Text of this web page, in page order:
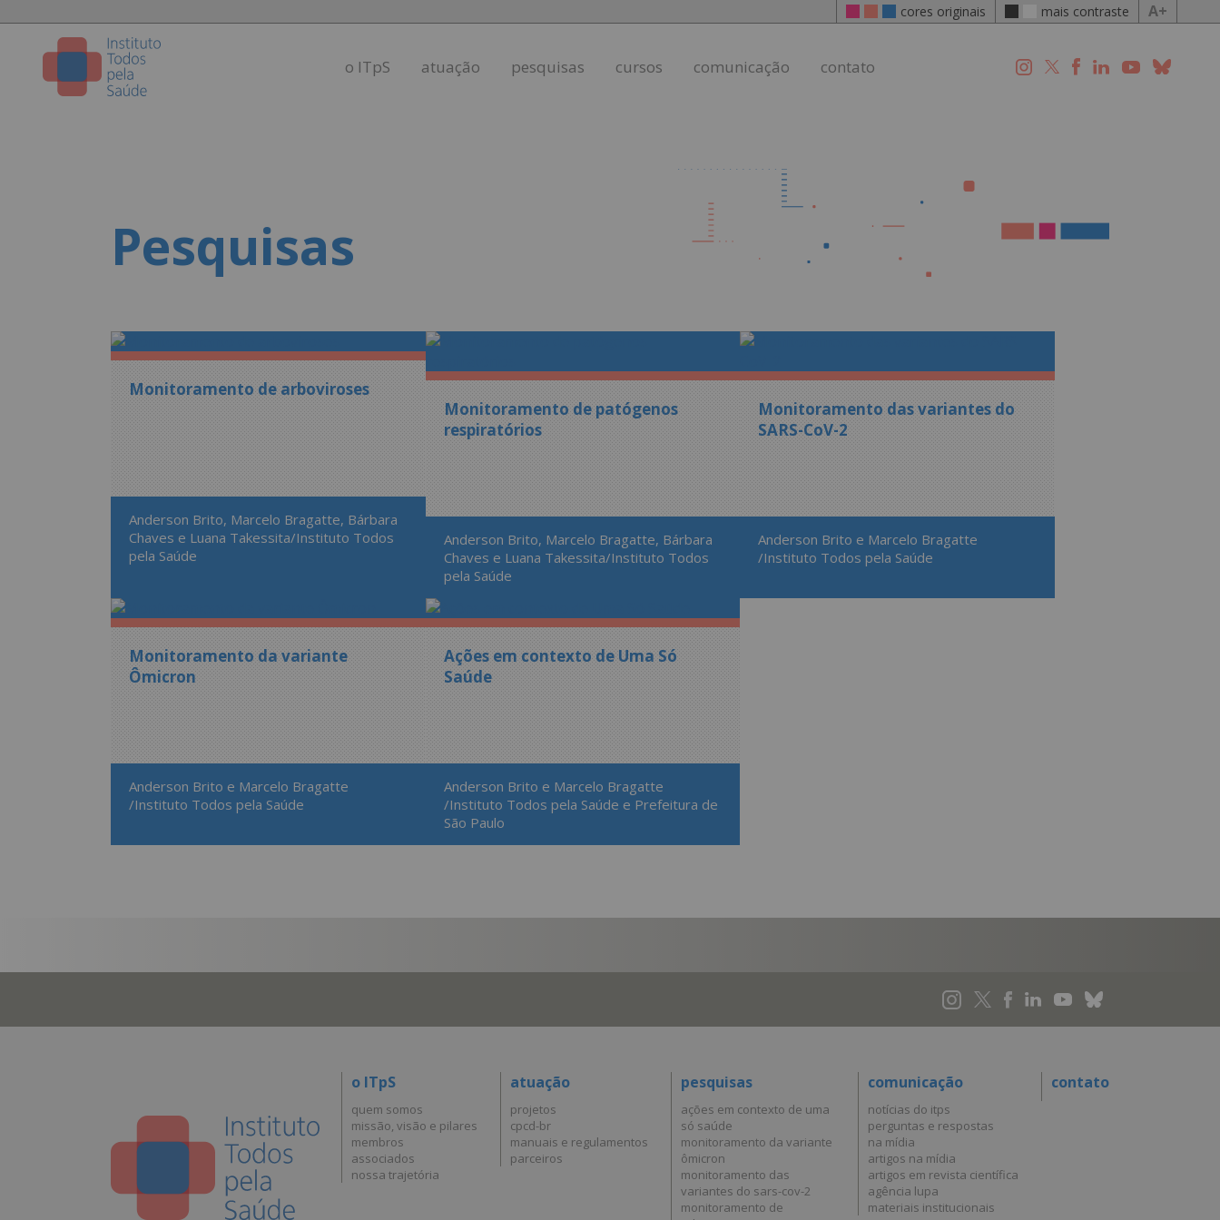
cores originais mais contraste A+
o ITpS atuação pesquisas cursos comunicação contato
Pesquisas
Monitoramento de arboviroses
Anderson Brito, Marcelo Bragatte, Bárbara
Chaves e Luana Takessita/Instituto Todos
pela Saúde
Monitoramento de patógenos
respiratórios
Anderson Brito, Marcelo Bragatte, Bárbara
Chaves e Luana Takessita/Instituto Todos
pela Saúde
Monitoramento das variantes do
SARS-CoV-2
Anderson Brito e Marcelo Bragatte
/Instituto Todos pela Saúde
Monitoramento da variante
Ômicron
Anderson Brito e Marcelo Bragatte
/Instituto Todos pela Saúde
Ações em contexto de Uma Só
Saúde
Anderson Brito e Marcelo Bragatte
/Instituto Todos pela Saúde e Prefeitura de
São Paulo
o ITpS
quem somos
missão, visão e pilares
membros
associados
nossa trajetória
atuação
projetos
cpcd-br
manuais e regulamentos
parceiros
pesquisas
ações em contexto de uma
só saúde
monitoramento da variante
ômicron
monitoramento das
variantes do sars-cov-2
monitoramento de
comunicação
notícias do itps
perguntas e respostas
na mídia
artigos na mídia
artigos em revista científica
agência lupa
materiais institucionais
contato